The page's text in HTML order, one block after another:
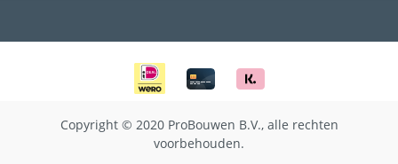
Copyright © 2020 ProBouwen B.V., alle rechten
voorbehouden.